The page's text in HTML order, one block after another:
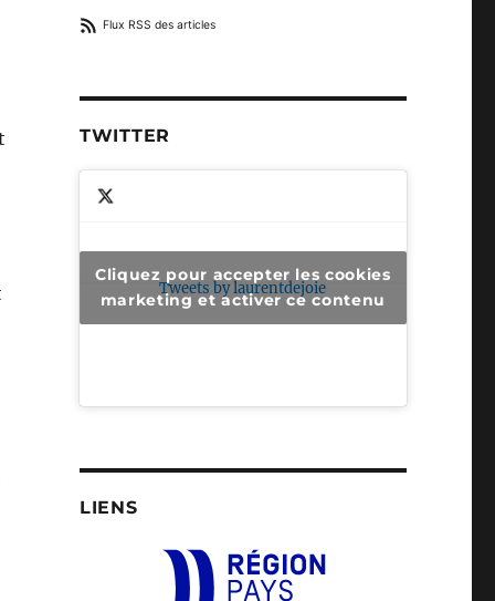
Flux RSS des articles
TWITTER
Tweets by laurentdejoie
Cliquez pour accepter les cookies
marketing et activer ce contenu
LIENS